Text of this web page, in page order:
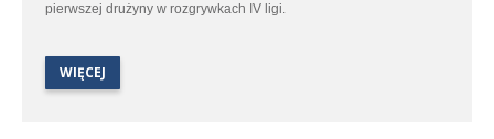
pierwszej drużyny w rozgrywkach IV ligi.
WIĘCEJ